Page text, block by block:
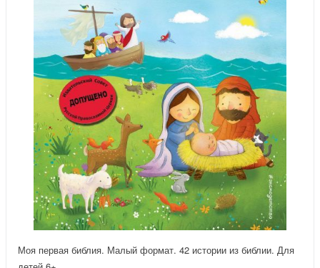
Моя первая библия. Малый формат. 42 истории из библии. Для